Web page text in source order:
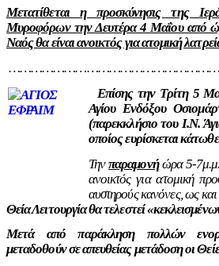
Μετατίθεται η προσκύνησις της
Μυροφόρων την Δευτέρα 4 Μαΐου από
Ναός θα είναι ανοικτός για ατομική
Επίσης την Τρίτη 5
Αγίου Ενδόξου
(παρεκκλήσιο του Ι.Ν.
οποίος ευρίσκεται
Τηνπαραμονή ώρα 5-
ανοικτός για ατομική
αυστηρούς κανόνες, ως
Θεία Λειτουργία θα τελεστεί
Μετά από παράκληση πολλών
μεταδοθούν σε απευθείας μετάδοση οι